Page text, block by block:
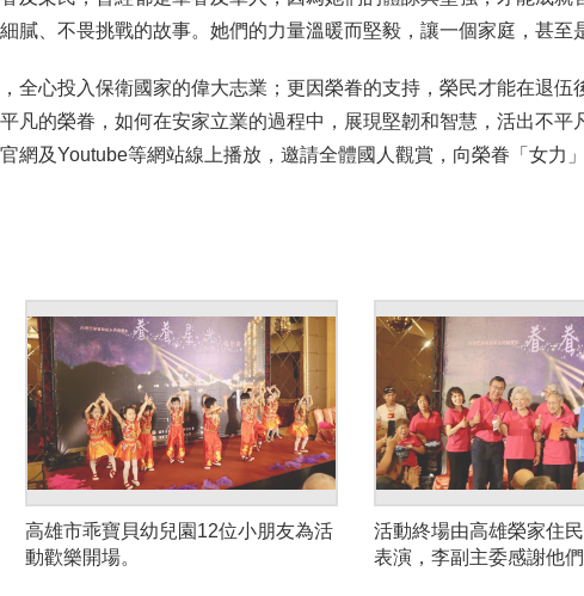
膩、不畏挑戰的故事。她們的力量溫暖而堅毅，讓一個家庭，甚至
全心投入保衛國家的偉大志業；更因榮眷的支持，榮民才能在退
凡的榮眷，如何在安家立業的過程中，展現堅韌和智慧，活出不
網及Youtube等網站線上播放，邀請全體國人觀賞，向榮眷「女力」
高雄市乖寶貝幼兒園12位小朋友為活
動歡樂開場。
活動終場由高雄榮家住
表演，李副主委感謝他